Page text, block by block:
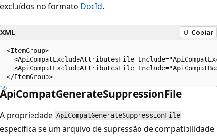
excluídos no formato DocId.
XML Copiar
<ItemGroup>
<ApiCompatExcludeAttributesFile
<ApiCompatExcludeAttributesFile
ApiCompatGenerateSuppressionFile
A propriedade ApiCompatGenerateSuppressionFile
especifica se um arquivo de supressão de compatibilidade